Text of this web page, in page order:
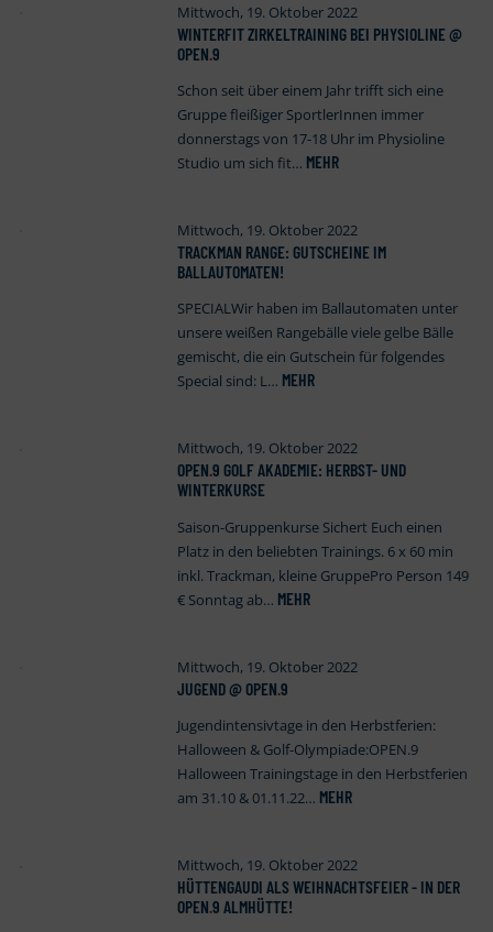
Mittwoch, 19. Oktober 2022
WINTERFIT ZIRKELTRAINING BEI PHYSIOLINE @
OPEN 9
Schon seit über einem Jahr trifft sich eine
Gruppe fleißiger SportlerInnen immer
donnerstags von 17-18 Uhr im Physioline
Studio um sich fit… MEHR
Mittwoch, 19. Oktober 2022
TRACKMAN RANGE: GUTSCHEINE IM
BALLAUTOMATEN!
SPECIALWir haben im Ballautomaten unter
unsere weißen Rangebälle viele gelbe Bälle
gemischt, die ein Gutschein für folgendes
Special sind: L… MEHR
Mittwoch, 19. Oktober 2022
OPEN.9 GOLF AKADEMIE: HERBST- UND
WINTERKURSE
Saison-Gruppenkurse Sichert Euch einen
Platz in den beliebten Trainings. 6 x 60 min
inkl. Trackman, kleine GruppePro Person 149
€ Sonntag ab… MEHR
Mittwoch, 19. Oktober 2022
JUGEND @ OPEN.9
Jugendintensivtage in den Herbstferien:
Halloween & Golf-Olympiade:OPEN.9
Halloween Trainingstage in den Herbstferien
am 31.10 & 01.11.22… MEHR
Mittwoch, 19. Oktober 2022
HÜTTENGAUDI ALS WEIHNACHTSFEIER - IN DER
OPEN.9 ALMHÜTTE!